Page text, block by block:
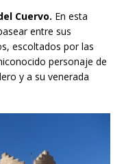
Cuervo. En esta
entre sus
escoltados por las
personaje de
y a su venerada